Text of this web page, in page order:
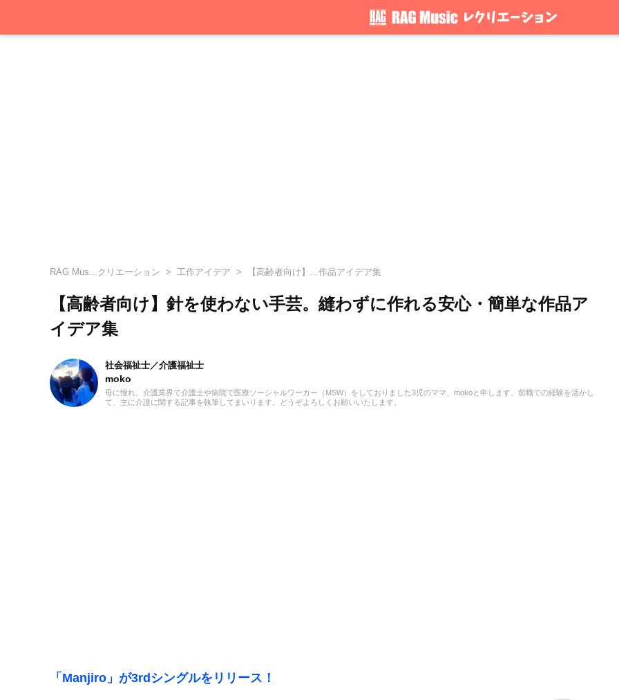
RAG Mus...クリエーション 工作アイデア 【高齢者向け】...作品アイデア集
【高齢者向け】針を使わない手芸。縫わずに作れる安心・簡単な作品ア
イデア集
社会福祉士／介護福祉士
moko
母に憧れ、介護業界で介護士や病院で医療ソーシャルワーカー（MSW）をしておりました3児のママ、mokoと申します。前職での経験を活かし
て、主に介護に関する記事を執筆してまいります。どうぞよろしくお願いいたします。
「Manjiro」が3rdシングルをリリース！